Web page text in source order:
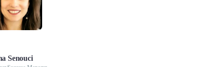
Senouci